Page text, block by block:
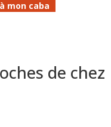
mon caba
de chez